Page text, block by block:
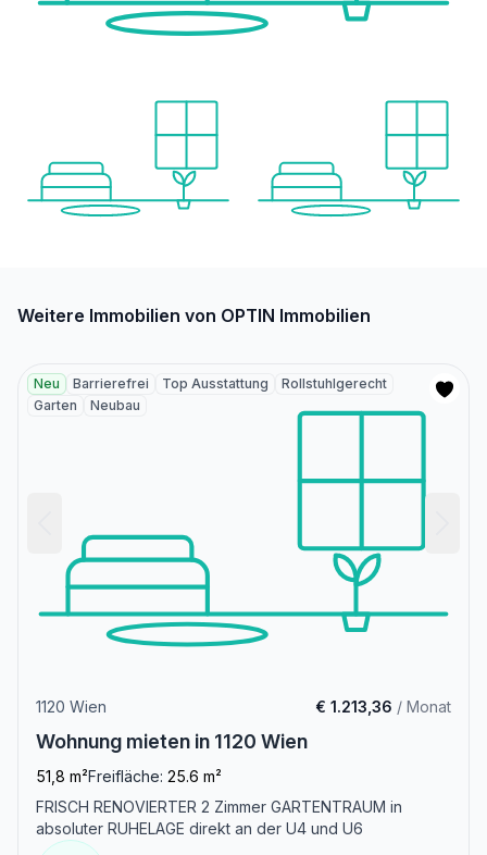
Weitere Immobilien von OPTIN Immobilien
Neu Barrierefrei Top Ausstattung
Rollstuhlgerecht
Garten
Neubau
1120 Wien € 1.213,36 / Monat
Wohnung mieten in 1120 Wien
51,8 m²Freifläche: 25.6 m²
FRISCH RENOVIERTER 2 Zimmer GARTENTRAUM in
absoluter RUHELAGE direkt an der U4 und U6